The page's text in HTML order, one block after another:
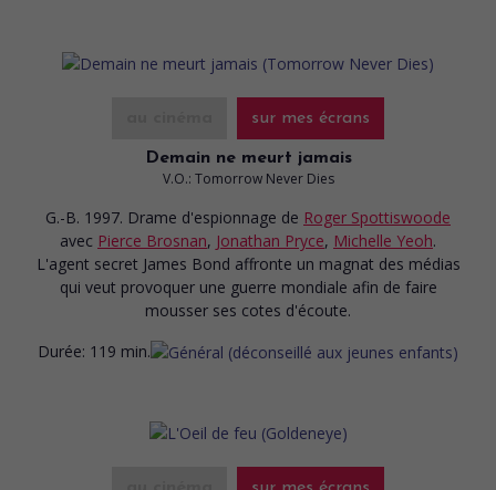
sur mes écrans
Demain ne meurt jamais
V.O.: Tomorrow Never Dies
G.-B. 1997. Drame d'espionnage de Roger Spottiswoode
avec Pierce Brosnan, Jonathan Pryce, Michelle Yeoh.
L'agent secret James Bond affronte un magnat des médias
qui veut provoquer une guerre mondiale afin de faire
mousser ses cotes d'écoute.
Durée: 119 min.